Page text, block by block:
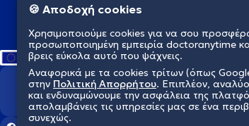
Γλυφάδα
Νέα Σμύρνη
Διαμορφώνουμε
🍪 Αποδοχή cookies
Χρησιμοποιούμε cookies για να σου
προσωποποιημένη εμπειρία doctoranytime
βρεις εύκολα αυτό που ψάχνεις.
Αναφορικά με τα cookies τρίτων (όπως
στην Πολιτική Απορρήτου. Επιπλέον,
και ενδυναμώνουμε την ασφάλεια της
απολαμβάνεις τις υπηρεσίες μας σε ένα
συνεχώς.